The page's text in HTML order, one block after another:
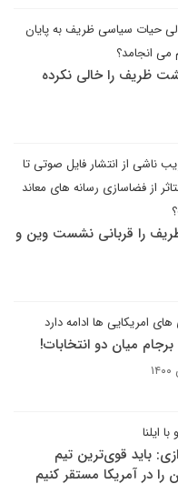
حیات سیاسی ظریف به پایان
می انجامد؟
ظریف را خالی نکرده
ناشی از انتشار فایل صوتی تا
از فضاسازی رسانه های معاند
را قربانی نشست وین و
امریکایی ها ادامه دارد
میان دو انتخابات!
ایلنا
باید قوی‌ترین تیم
در آمریکا مستقر کنیم